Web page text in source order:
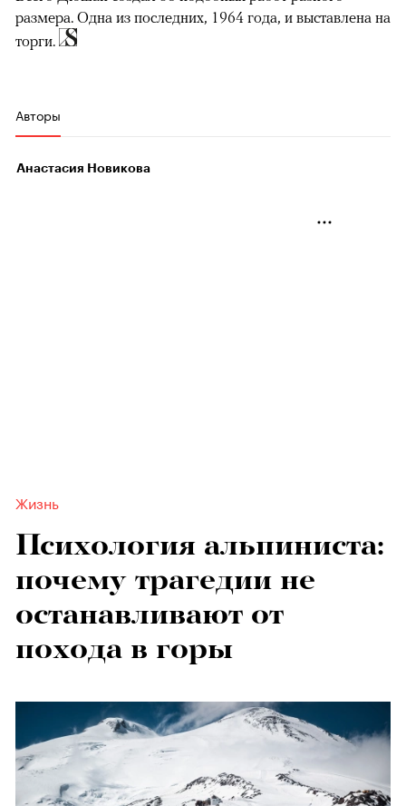
размера. Одна из последних, 1964 года, и выставлена на
торги.
Авторы
Анастасия Новикова
Жизнь
Психология альпиниста:
почему трагедии не
останавливают от
похода в горы